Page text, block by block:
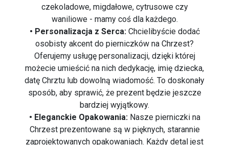
czekoladowe, migdałowe, cytrusowe czy
waniliowe - mamy coś dla każdego.
• Personalizacja z Serca:Chcielibyście dodać
osobisty akcent do pierniczków na Chrzest?
Oferujemy usługę personalizacji, dzięki której
możecie umieścić na nich dedykację, imię dziecka,
datę Chrztu lub dowolną wiadomość. To doskonały
sposób, aby sprawić, że prezent będzie jeszcze
bardziej wyjątkowy.
• Eleganckie Opakowania:Nasze pierniczki na
Chrzest prezentowane są w pięknych, starannie
zaprojektowanych opakowaniach. Każdy detal jest